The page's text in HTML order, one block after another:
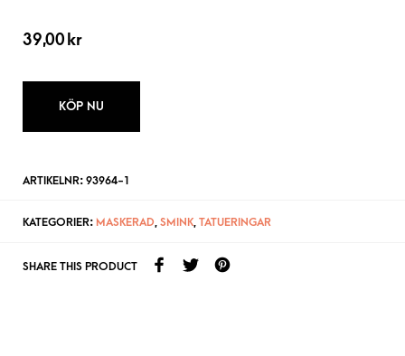
39,00 kr
KÖP NU
ARTIKELNR: 93964-1
KATEGORIER: MASKERAD, SMINK, TATUERINGAR
SHARE THIS PRODUCT